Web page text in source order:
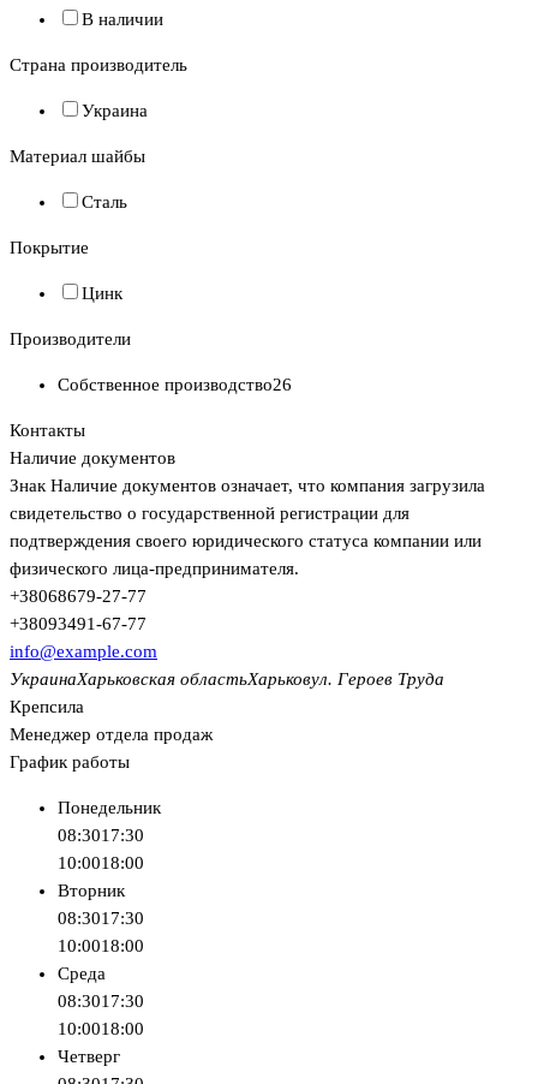
В наличии
Страна производитель
Украина
Материал шайбы
Сталь
Покрытие
Цинк
Производители
Собственное производство26
Контакты
Наличие документов
Знак Наличие документов означает, что компания загрузила
свидетельство о государственной регистрации для
подтверждения своего юридического статуса компании или
физического лица-предпринимателя.
+38068679-27-77
+38093491-67-77
info@example.com
УкраинаХарьковская областьХарьковул. Героев Труда
Крепсила
Менеджер отдела продаж
График работы
Понедельник
08:3017:30
10:0018:00
Вторник
08:3017:30
10:0018:00
Среда
08:3017:30
10:0018:00
Четверг